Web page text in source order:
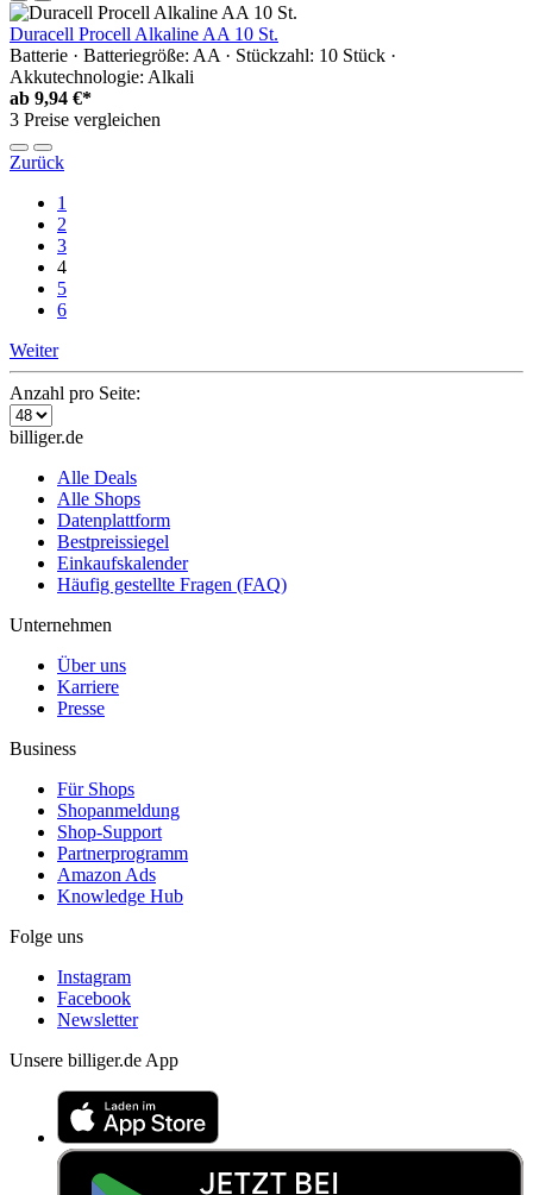
Duracell Procell Alkaline AA 10 St.
Batterie · Batteriegröße: AA · Stückzahl: 10 Stück ·
Akkutechnologie: Alkali
ab 9,94 €*
3 Preise vergleichen
Zurück
1
2
3
4
5
6
Weiter
Anzahl pro Seite:
billiger.de
Alle Deals
Alle Shops
Datenplattform
Bestpreissiegel
Einkaufskalender
Häufig gestellte Fragen (FAQ)
Unternehmen
Über uns
Karriere
Presse
Business
Für Shops
Shopanmeldung
Shop-Support
Partnerprogramm
Amazon Ads
Knowledge Hub
Folge uns
Instagram
Facebook
Newsletter
Unsere billiger.de App